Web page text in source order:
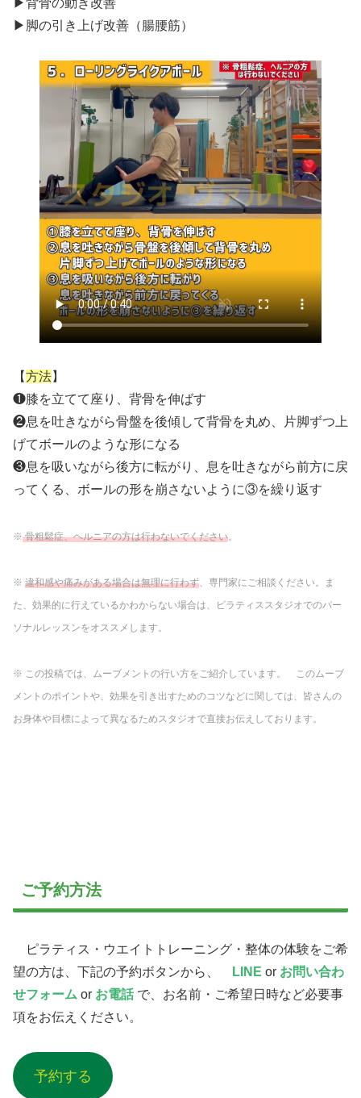
▶︎脚の引き上げ改善（腸腰筋）
【方法】
❶膝を立てて座り、背骨を伸ばす
❷息を吐きながら骨盤を後傾して背骨を丸め、片脚ずつ上
げてボールのような形になる
❸息を吸いながら後方に転がり、息を吐きながら前方に戻
ってくる、ボールの形を崩さないように③を繰り返す
※骨粗鬆症、ヘルニアの方は行わないでください。
※ 違和感や痛みがある場合は無理に行わず、専門家にご相談ください。ま
た、効果的に行えているかわからない場合は、ピラティススタジオでのパー
ソナルレッスンをオススメします。
※ この投稿では、ムーブメントの行い方をご紹介しています。 このムーブ
メントのポイントや、効果を引き出すためのコツなどに関しては、皆さんの
お身体や目標によって異なるためスタジオで直接お伝えしております。
ご予約方法
ピラティス・ウエイトトレーニング・整体の体験をご希
望の方は、下記の予約ボタンから、
LINE or お問い合わ
せフォーム or お電話で、お名前・ご希望日時など必要事
項をお伝えください。
予約する